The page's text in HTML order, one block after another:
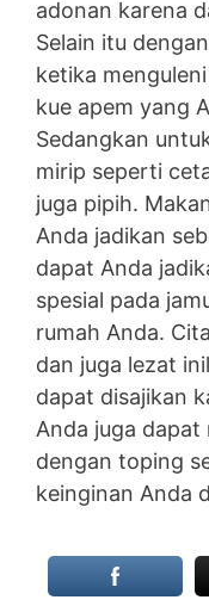
adonan karena
Selain itu
ketika
kue apem yang
Sedangkan
mirip seperti
juga pipih.
Anda jadikan
dapat Anda
spesial pada
rumah Anda.
dan juga lezat
dapat disajikan
Anda juga dapat
dengan toping
keinginan Anda